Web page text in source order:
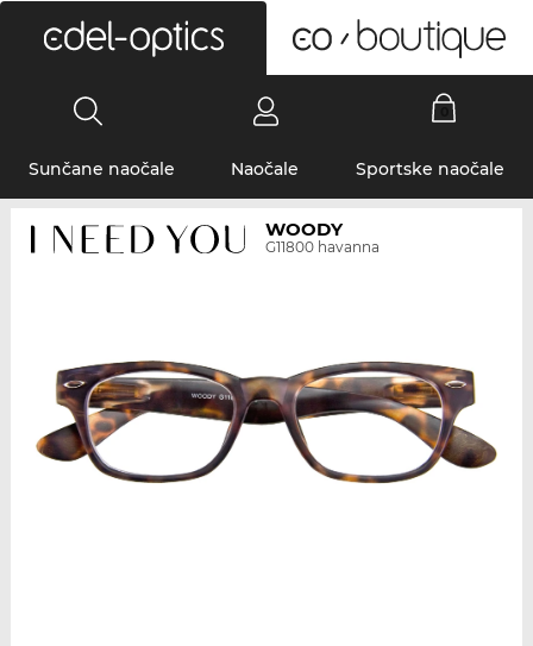
Sunčane naočale Naočale Sportske naočale
WOODY
G11800 havanna